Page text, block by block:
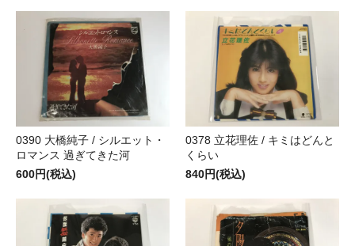
0390 大橋純子 / シルエット・
ロマンス 過ぎてきた河
600円(税込)
0378 立花理佐 / キミはどんと
くらい
840円(税込)